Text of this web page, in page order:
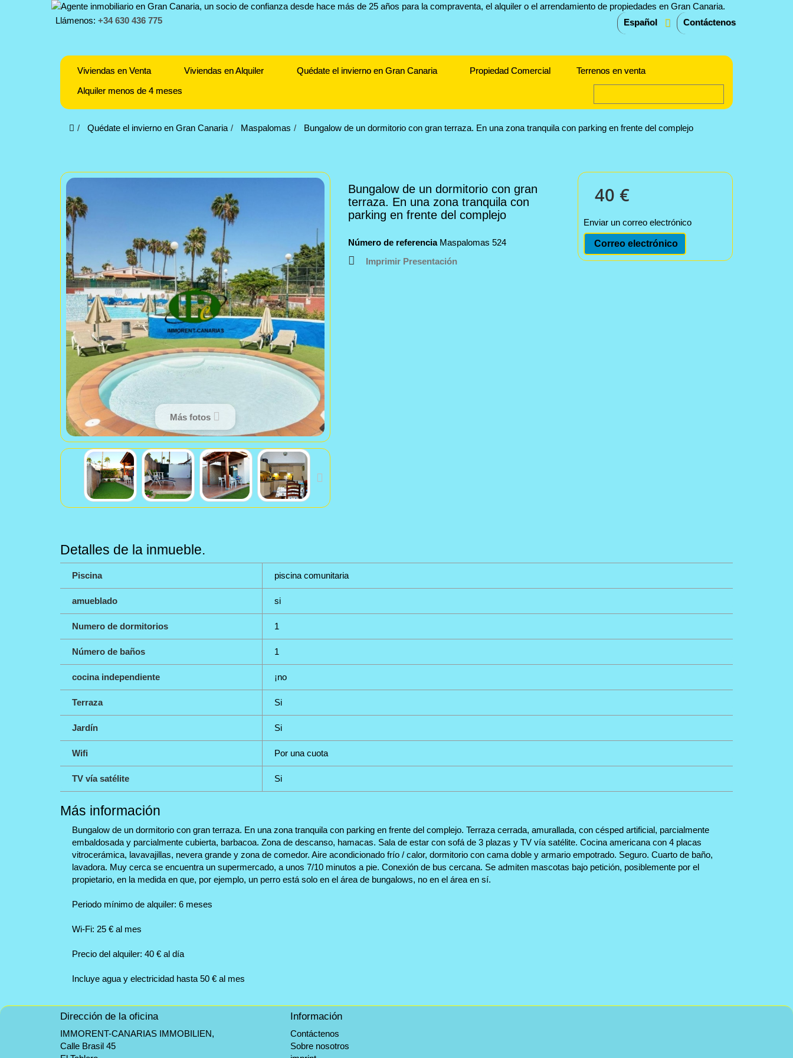
Contáctenos
Llámenos: +34 630 436 775 Español
Viviendas en Venta Viviendas en Alquiler Quédate el invierno en Gran Canaria Propiedad Comercial
Terrenos en venta
Alquiler menos de 4 meses
Quédate el invierno en Gran Canaria Maspalomas Bungalow de un dormitorio con gran terraza. En una zona tranquila con parking en frente del complejo
Más fotos
Bungalow de un dormitorio con gran
terraza. En una zona tranquila con
parking en frente del complejo
Número de referencia Maspalomas 524
Imprimir Presentación
40 €
Enviar un correo electrónico
Correo electrónico
Detalles de la inmueble.
Piscina piscina comunitaria
amueblado si
Numero de dormitorios 1
Número de baños 1
cocina independiente ¡no
Terraza Si
Jardín Si
Wifi Por una cuota
TV vía satélite Si
Más información
Bungalow de un dormitorio con gran terraza. En una zona tranquila con parking en frente del complejo. Terraza cerrada, amurallada, con césped artificial, parcialmente
embaldosada y parcialmente cubierta, barbacoa. Zona de descanso, hamacas. Sala de estar con sofá de 3 plazas y TV vía satélite. Cocina americana con 4 placas
vitrocerámica, lavavajillas, nevera grande y zona de comedor. Aire acondicionado frío / calor, dormitorio con cama doble y armario empotrado. Seguro. Cuarto de baño,
lavadora. Muy cerca se encuentra un supermercado, a unos 7/10 minutos a pie. Conexión de bus cercana. Se admiten mascotas bajo petición, posiblemente por el
propietario, en la medida en que, por ejemplo, un perro está solo en el área de bungalows, no en el área en sí.
Periodo mínimo de alquiler: 6 meses
Wi-Fi: 25 € al mes
Precio del alquiler: 40 € al día
Incluye agua y electricidad hasta 50 € al mes
Dirección de la oficina
IMMORENT-CANARIAS IMMOBILIEN,
Calle Brasil 45
Información
Contáctenos
Sobre nosotros